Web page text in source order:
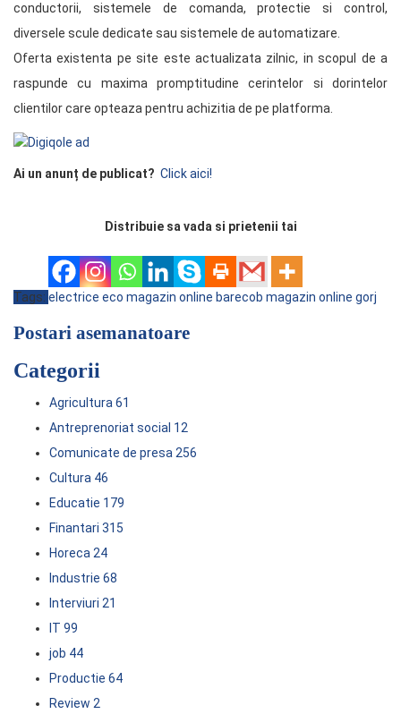
conductorii, sistemele de comanda, protectie si control,
diversele scule dedicate sau sistemele de automatizare.
Oferta existenta pe site este actualizata zilnic, in scopul de a
raspunde cu maxima promptitudine cerintelor si dorintelor
clientilor care opteaza pentru achizitia de pe platforma.
Ai un anunț de publicat? Click aici!
Distribuie sa vada si prietenii tai
Tags: electrice eco magazin online barecob magazin online gorj
Postari asemanatoare
Categorii
Agricultura 61
Antreprenoriat social 12
Comunicate de presa 256
Cultura 46
Educatie 179
Finantari 315
Horeca 24
Industrie 68
Interviuri 21
IT 99
job 44
Productie 64
Review 2